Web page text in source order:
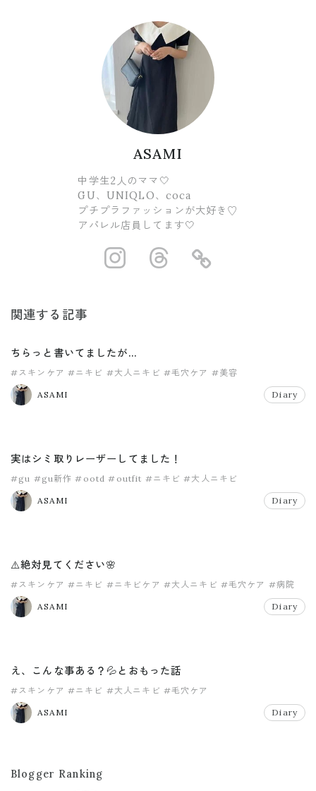
ASAMI
中学生2人のママ🤍
GU、UNIQLO、coca
プチプラファッションが大好き♡
アパレル店員してます🤍
https://https://
関連する記事
ちらっと書いてましたが…
#スキンケア #ニキビ #大人ニキビ #毛穴ケア #美容
ASAMI Diary
実はシミ取りレーザーしてました！
#gu #gu新作 #ootd #outfit #ニキビ #大人ニキビ
ASAMI Diary
⚠️絶対見てください🌸
#スキンケア #ニキビ #ニキビケア #大人ニキビ #毛穴ケア #病院
ASAMI Diary
え、こんな事ある？💦とおもった話
#スキンケア #ニキビ #大人ニキビ #毛穴ケア
ASAMI Diary
Blogger Ranking